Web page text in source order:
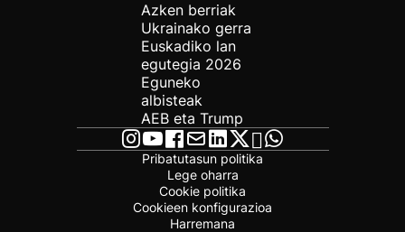
Azken berriak
Ukrainako gerra
Euskadiko lan
egutegia 2026
Eguneko
albisteak
AEB eta Trump
Pribatutasun politika
Lege oharra
Cookie politika
Cookieen konfigurazioa
Harremana